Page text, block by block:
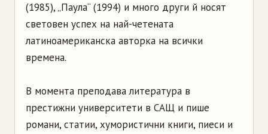
(1985), „Паула“ (1994) и много други й носят
световен успех на най-четената
латиноамериканска авторка на всички
времена.
В момента преподава литература в
престижни университети в САЩ и пише
романи, статии, хумористични книги, пиеси и